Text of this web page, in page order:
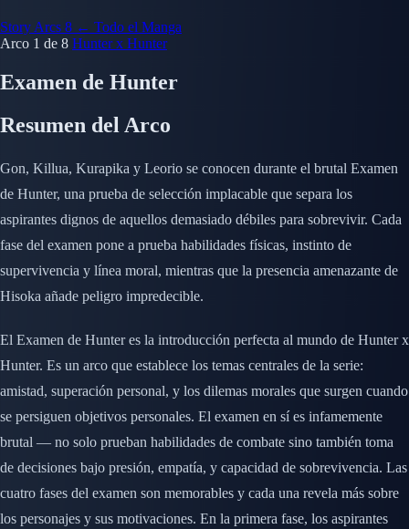
Story Arcs 8 ← Todo el Manga
Arco 1 de 8 Hunter x Hunter
Examen de Hunter
Resumen del Arco
Gon, Killua, Kurapika y Leorio se conocen durante el brutal Examen
de Hunter, una prueba de selección implacable que separa los
aspirantes dignos de aquellos demasiado débiles para sobrevivir. Cada
fase del examen pone a prueba habilidades físicas, instinto de
supervivencia y línea moral, mientras que la presencia amenazante de
Hisoka añade peligro impredecible.
El Examen de Hunter es la introducción perfecta al mundo de Hunter x
Hunter. Es un arco que establece los temas centrales de la serie:
amistad, superación personal, y los dilemas morales que surgen cuando
se persiguen objetivos personales. El examen en sí es infamemente
brutal — no solo prueban habilidades de combate sino también toma
de decisiones bajo presión, empatía, y capacidad de sobrevivencia. Las
cuatro fases del examen son memorables y cada una revela más sobre
los personajes y sus motivaciones. En la primera fase, los aspirantes